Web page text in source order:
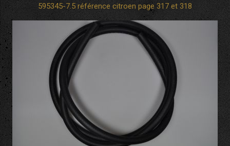
595345-7.5 référence citroen page 317 et 318